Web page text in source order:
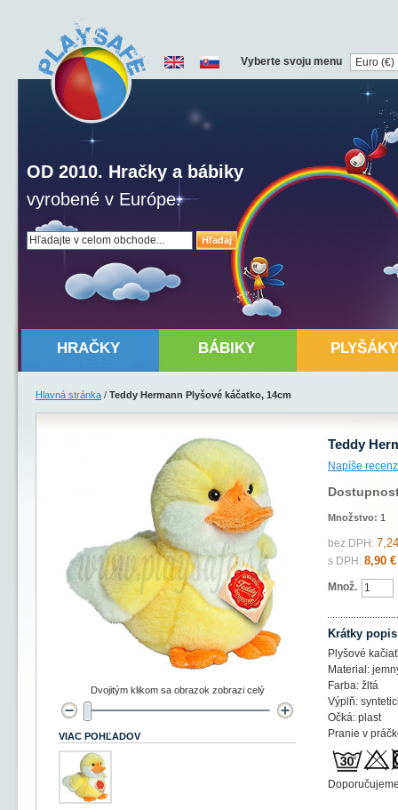
Hľadaj
OD 2010. Hračky a bábiky
vyrobené v Európe.
Vyberte svoju menu
HRAČKY BÁBIKY PLYŠÁKY
Hlavná stránka / Teddy Hermann Plyšové káčatko, 14cm
Teddy
Napíše
Množstvo: 1
bez DPH:
s DPH: 8,90 €
Množ.
Krátky popis
Plyšové
Material:
Farba: žltá
Výplň:
Očká: plast
Pranie v
Dvojitým klikom sa obrazok zobrazi celý
VIAC POHĽADOV